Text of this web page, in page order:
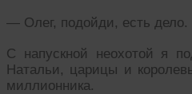
— Олег, подойди, есть дело.
С напускной неохотой я
Натальи, царицы и
миллионника.